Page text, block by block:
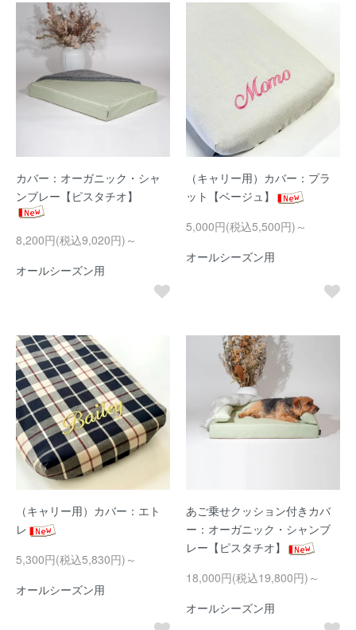
カバー：オーガニック・シャ
ンブレー【ピスタチオ】
8,200円(税込9,020円)～
オールシーズン用
（キャリー用）カバー：プラ
ット【ベージュ】
5,000円(税込5,500円)～
オールシーズン用
（キャリー用）カバー：エト
レ
5,300円(税込5,830円)～
オールシーズン用
あご乗せクッション付きカバ
ー：オーガニック・シャンブ
レー【ピスタチオ】
18,000円(税込19,800円)～
オールシーズン用